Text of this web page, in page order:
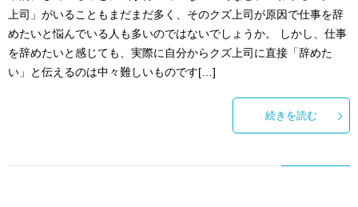
上司」がいることもまだまだ多く、そのクズ上司が原因で仕事を辞
めたいと悩んでいる人も多いのではないでしょうか。 しかし、仕事
を辞めたいと感じても、実際に自分からクズ上司に直接「辞めた
い」と伝えるのは中々難しいものです[…]
続きを読む